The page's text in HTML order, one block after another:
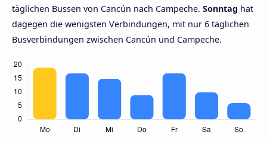
täglichen Bussen von Cancún nach Campeche. Sonntag hat
dagegen die wenigsten Verbindungen, mit nur 6 täglichen
Busverbindungen zwischen Cancún und Campeche.